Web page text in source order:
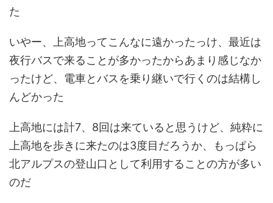
た
いやー、上高地ってこんなに遠かったっけ、最近は
夜行バスで来ることが多かったからあまり感じなか
ったけど、電車とバスを乗り継いで行くのは結構し
んどかった
上高地には計7、8回は来ていると思うけど、純粋に
上高地を歩きに来たのは3度目だろうか、もっぱら
北アルプスの登山口として利用することの方が多い
のだ